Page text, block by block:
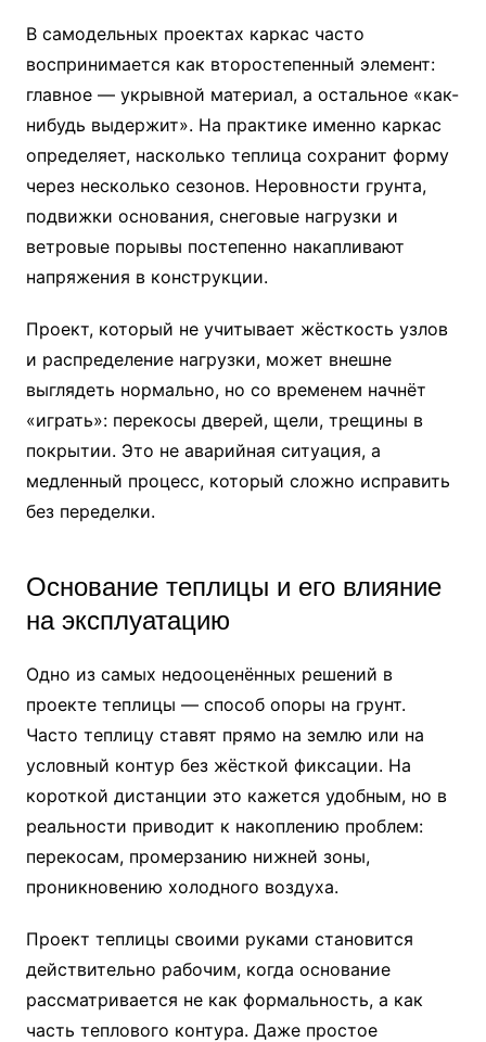
В самодельных проектах каркас часто
воспринимается как второстепенный элемент:
главное — укрывной материал, а остальное «как-
нибудь выдержит». На практике именно каркас
определяет, насколько теплица сохранит форму
через несколько сезонов. Неровности грунта,
подвижки основания, снеговые нагрузки и
ветровые порывы постепенно накапливают
напряжения в конструкции.
Проект, который не учитывает жёсткость узлов
и распределение нагрузки, может внешне
выглядеть нормально, но со временем начнёт
«играть»: перекосы дверей, щели, трещины в
покрытии. Это не аварийная ситуация, а
медленный процесс, который сложно исправить
без переделки.
Основание теплицы и его влияние
на эксплуатацию
Одно из самых недооценённых решений в
проекте теплицы — способ опоры на грунт.
Часто теплицу ставят прямо на землю или на
условный контур без жёсткой фиксации. На
короткой дистанции это кажется удобным, но в
реальности приводит к накоплению проблем:
перекосам, промерзанию нижней зоны,
проникновению холодного воздуха.
Проект теплицы своими руками становится
действительно рабочим, когда основание
рассматривается не как формальность, а как
часть теплового контура. Даже простое